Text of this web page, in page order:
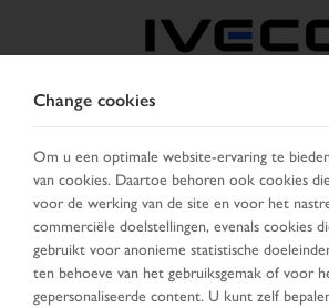
KIES LAND
Toggle
navigation
MENU
Change cookies
Om u een optimale website-ervaring te
van cookies. Daartoe behoren ook cookies
voor de werking van de site en voor het
commerciële doelstellingen, evenals cookies
gebruikt voor anonieme statistische
ten behoeve van het gebruiksgemak of voor
gepersonaliseerde content. U kunt zelf